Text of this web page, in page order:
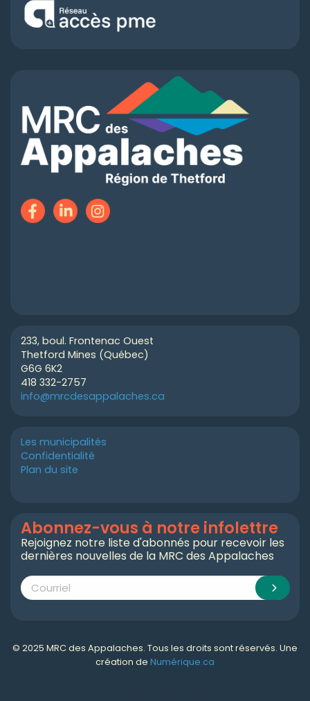
233, boul. Frontenac Ouest
Thetford Mines (Québec)
G6G 6K2
418 332-2757
info@mrcdesappalaches.ca
Les municipalités
Confidentialité
Plan du site
Abonnez-vous à notre infolettre
Rejoignez notre liste d'abonnés pour recevoir les
dernières nouvelles de la MRC des Appalaches
© 2025 MRC des Appalaches. Tous les droits sont réservés. Une
création de Numérique.ca